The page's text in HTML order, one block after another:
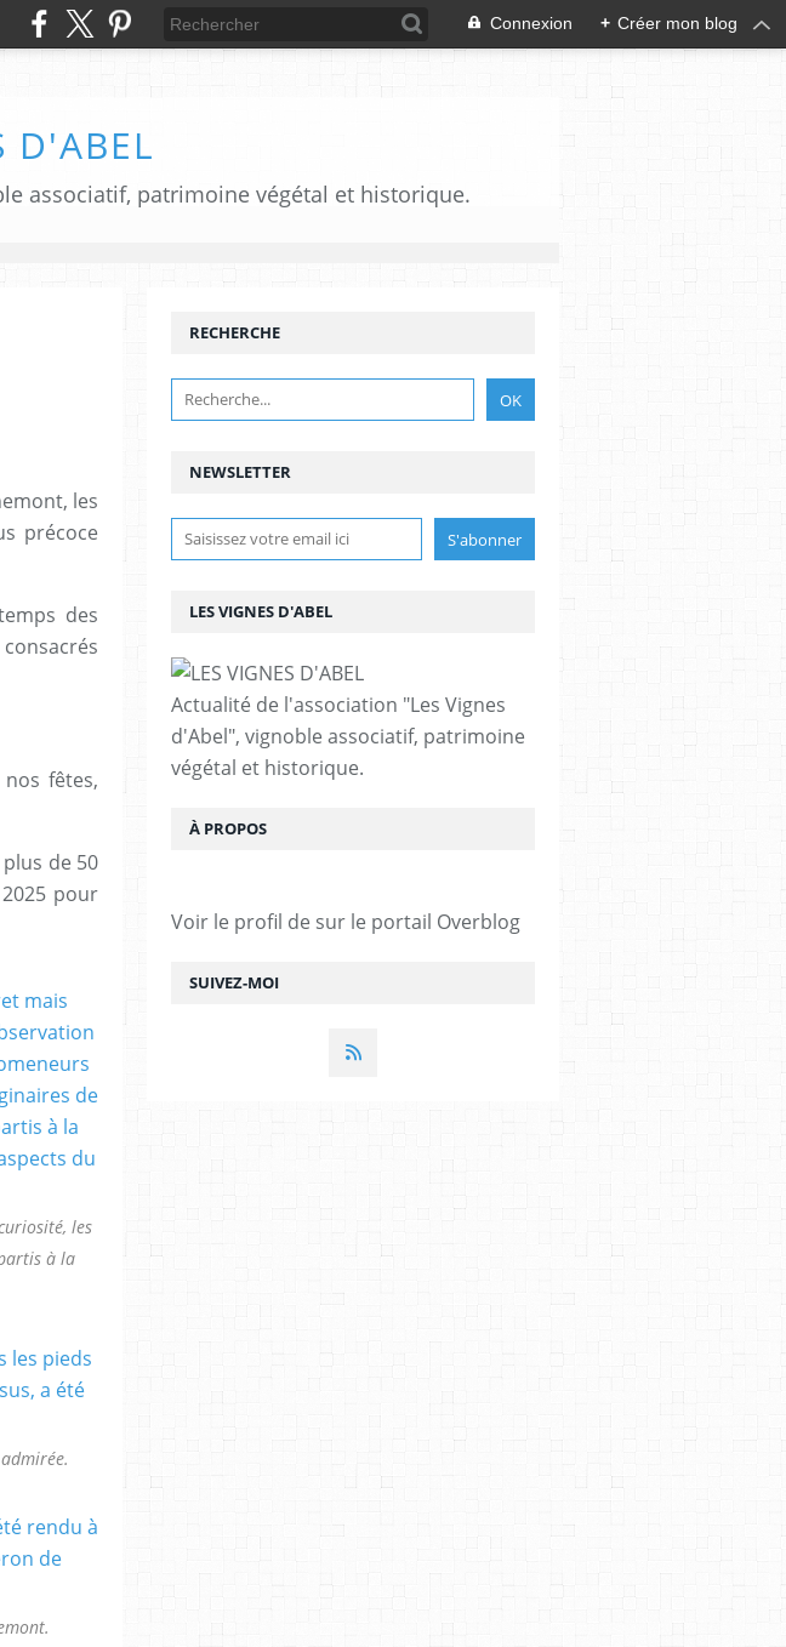
Connexion + Créer mon blog
D'ABEL
associatif, patrimoine végétal et historique.
les
précoce
des
fêtes,
de 50
pour
les
à la
NEWSLETTER
SUIVEZ-MOI
RECHERCHE
LES VIGNES D'ABEL
Actualité de l'association "Les Vignes
d'Abel", vignoble associatif, patrimoine
végétal et historique.
À PROPOS
Voir le profil de sur le portail Overblog